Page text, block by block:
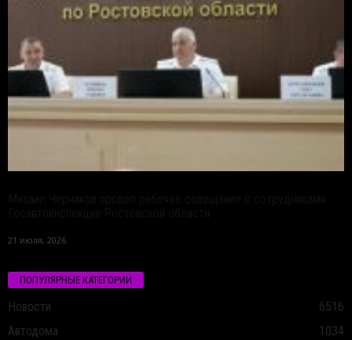
21 июля, 2026
ПОПУЛЯРНЫЕ КАТЕГОРИИ
Новости
6516
Автодома
1034